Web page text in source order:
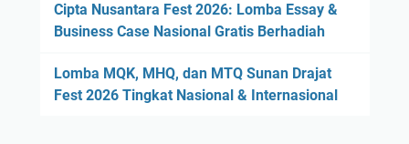
Cipta Nusantara Fest 2026: Lomba Essay &
Business Case Nasional Gratis Berhadiah
Lomba MQK, MHQ, dan MTQ Sunan Drajat
Fest 2026 Tingkat Nasional & Internasional